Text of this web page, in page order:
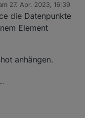
netzbezug auch
etwas anzeigen
27. Apr. 2023, 16:39
von
die Datenpunkte
Element
anhängen.